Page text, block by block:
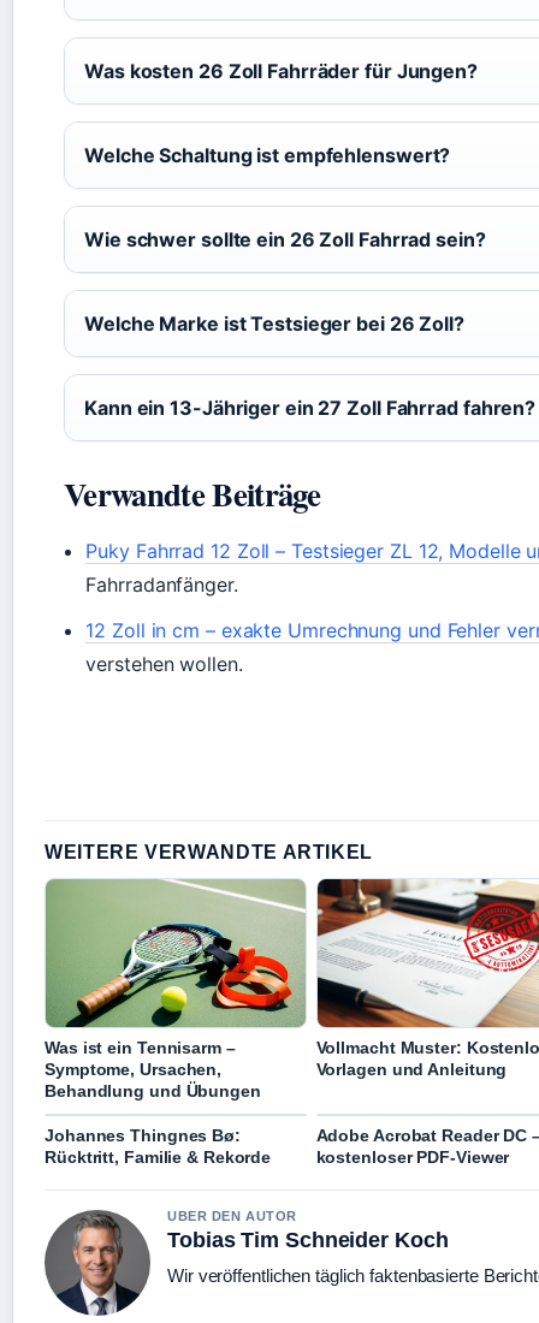
Was kosten 26 Zoll Fahrräder für Jungen?
Welche Schaltung ist empfehlenswert?
Wie schwer sollte ein 26 Zoll Fahrrad sein?
Welche Marke ist Testsieger bei 26 Zoll?
Kann ein 13-Jähriger ein 27 Zoll Fahrrad fahren?
Verwandte Beiträge
Puky Fahrrad 12 Zoll – Testsieger ZL 12, Modelle
Fahrradanfänger.
12 Zoll in cm – exakte Umrechnung und Fehler
verstehen wollen.
WEITERE VERWANDTE ARTIKEL
Was ist ein Tennisarm –
Symptome, Ursachen,
Behandlung und Übungen
Vollmacht Muster:
Vorlagen und Anleitung
Johannes Thingnes Bø:
Rücktritt, Familie & Rekorde
Adobe Acrobat Reader DC
kostenloser PDF-Viewer
UBER DEN AUTOR
Tobias Tim Schneider Koch
Wir veröffentlichen täglich faktenbasierte